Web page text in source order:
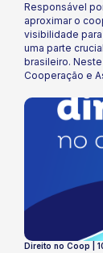
Responsável
aproximar o
visibilidade
uma parte
brasileiro.
Cooperação e
Direito no Coop |